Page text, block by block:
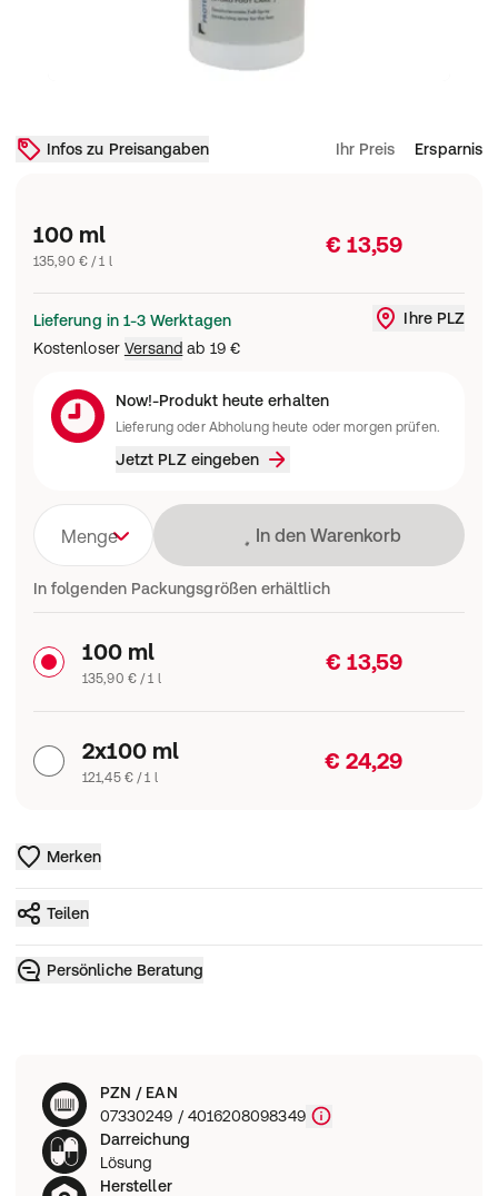
Infos zu Preisangaben Ihr Preis Ersparnis
100 ml
135,90 € / 1 l
€ 13,59
Lieferung in 1-3 Werktagen
Kostenloser Versand ab 19 €
Ihre PLZ
Now!-Produkt heute erhalten
Lieferung oder Abholung heute oder morgen prüfen.
Jetzt PLZ eingeben
Menge Lädt
In den Warenkorb
In folgenden Packungsgrößen erhältlich
100 ml
135,90 € / 1 l
€ 13,59
2x100 ml
121,45 € / 1 l
€ 24,29
Merken
Teilen
Persönliche Beratung
PZN / EAN
07330249 / 4016208098349
Darreichung
Lösung
Hersteller